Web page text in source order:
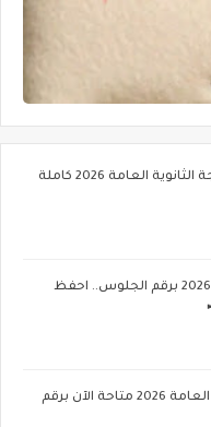
ملف الأسماء بالدرجات نتيجة الثانوية العامة 2026 كاملة
رابط نتيجة الثانوية العامة 2026 برقم الجلوس.. احفظ
ألف مبروك.. نتيجة الثانوية العامة 2026 متاحة الآن برقم